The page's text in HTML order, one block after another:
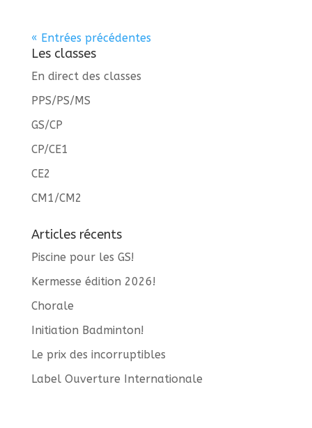
« Entrées précédentes
Les classes
En direct des classes
PPS/PS/MS
GS/CP
CP/CE1
CE2
CM1/CM2
Articles récents
Piscine pour les GS!
Kermesse édition 2026!
Chorale
Initiation Badminton!
Le prix des incorruptibles
Label Ouverture Internationale